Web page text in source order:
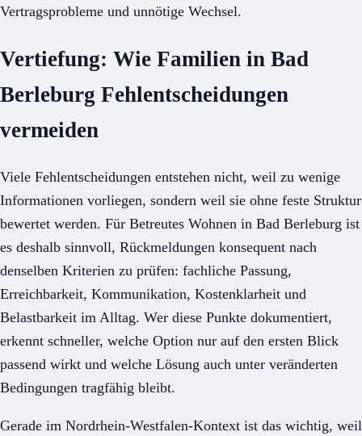
Vertragsprobleme und unnötige Wechsel.
Vertiefung: Wie Familien in Bad
Berleburg Fehlentscheidungen
vermeiden
Viele Fehlentscheidungen entstehen nicht, weil zu wenige
Informationen vorliegen, sondern weil sie ohne feste Struktur
bewertet werden. Für Betreutes Wohnen in Bad Berleburg ist
es deshalb sinnvoll, Rückmeldungen konsequent nach
denselben Kriterien zu prüfen: fachliche Passung,
Erreichbarkeit, Kommunikation, Kostenklarheit und
Belastbarkeit im Alltag. Wer diese Punkte dokumentiert,
erkennt schneller, welche Option nur auf den ersten Blick
passend wirkt und welche Lösung auch unter veränderten
Bedingungen tragfähig bleibt.
Gerade im Nordrhein-Westfalen-Kontext ist das wichtig, weil